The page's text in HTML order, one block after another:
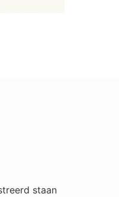
staan